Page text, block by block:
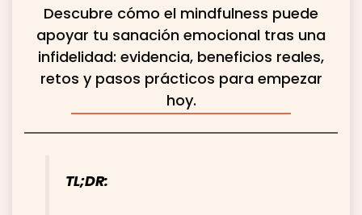
Descubre cómo el mindfulness puede
apoyar tu sanación emocional tras una
infidelidad: evidencia, beneficios reales,
retos y pasos prácticos para empezar
hoy.
TL;DR: